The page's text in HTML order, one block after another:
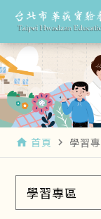
home 首頁 navigate_next 學習
學習專區